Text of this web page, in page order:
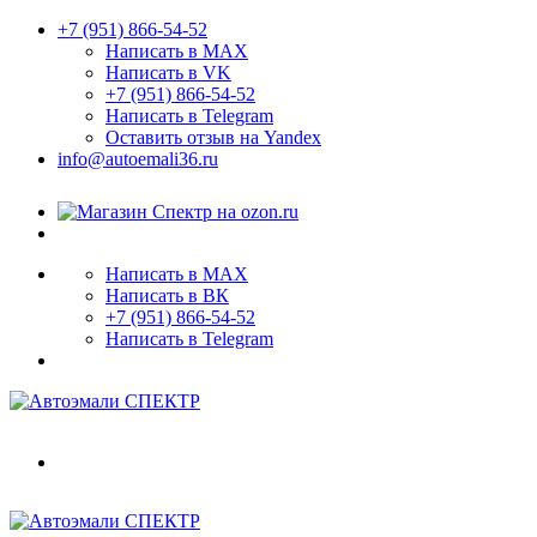
+7 (951) 866-54-52
Написать в MAX
Написать в VK
+7 (951) 866-54-52
Написать в Telegram
Оставить отзыв на Yandex
info@autoemali36.ru
Написать в MAX
Написать в ВК
+7 (951) 866-54-52
Написать в Telegram